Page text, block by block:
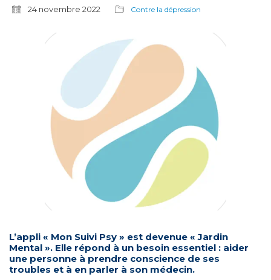
24 novembre 2022 Contre la dépression
L’appli « Mon Suivi Psy » est devenue « Jardin
Mental ». Elle répond à un besoin essentiel : aider
une personne à prendre conscience de ses
troubles et à en parler à son médecin.